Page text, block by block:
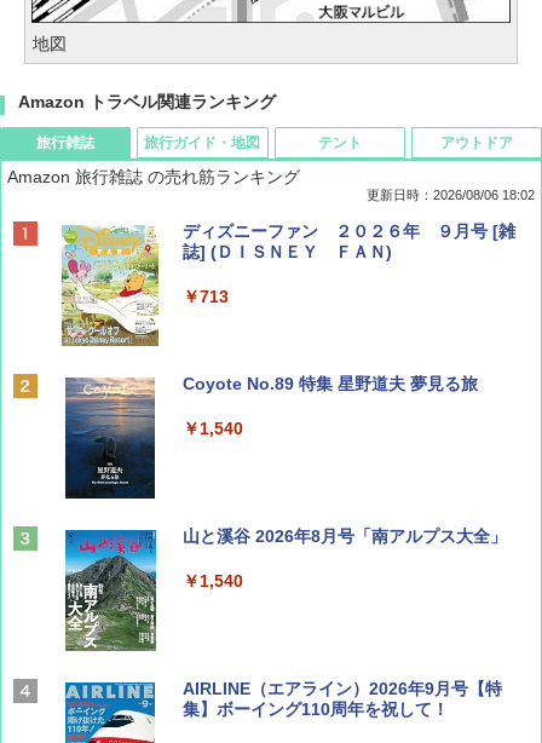
地図
Amazon トラベル関連ランキング
旅行雑誌
Amazon 旅行雑誌 の売れ筋ランキング
更新日時：2026/08/06 18:02
ディズニーファン ２０２６年 ９月号 [雑
誌] (ＤＩＳＮＥＹ ＦＡＮ)
￥713
Coyote No.89 特集 星野道夫 夢見る旅
￥1,540
山と溪谷 2026年8月号「南アルプス大全」
￥1,540
AIRLINE（エアライン）2026年9月号【特
集】ボーイング110周年を祝して！
旅行ガイド・地図 テント アウトドア